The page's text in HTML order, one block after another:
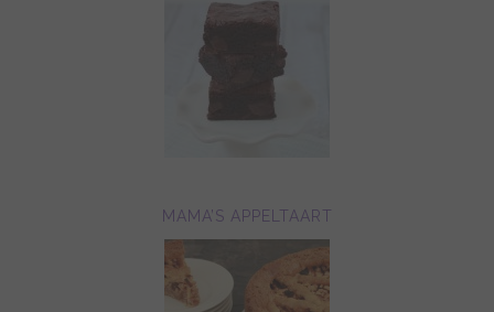
MAMA’S APPELTAART